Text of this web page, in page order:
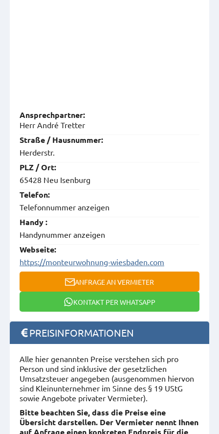
Ansprech­partner:
Herr André Tretter
Straße / Hausnummer:
Herderstr.
PLZ / Ort:
65428 Neu Isenburg
Telefon:
Telefonnummer anzeigen
Handy :
Handynummer anzeigen
Webseite:
https://monteurwohnung-wiesbaden.com
ANFRAGE AN VERMIETER
KONTAKT PER WHATSAPP
PREISINFORMATIONEN
Alle hier genannten Preise verstehen sich pro
Person und sind inklusive der gesetzlichen
Umsatzsteuer angegeben (ausgenommen hiervon
sind Kleinunternehmer im Sinne des § 19 UStG
sowie Angebote privater Vermieter).
Bitte beachten Sie, dass die Preise eine
Übersicht darstellen. Der Vermieter nennt Ihnen
auf Anfrage einen konkreten Endpreis für die